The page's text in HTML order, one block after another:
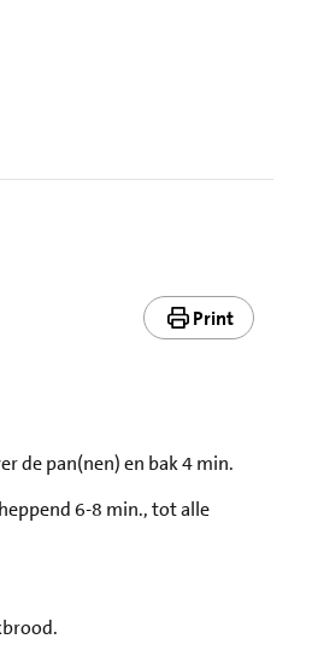
Print
de pan(nen) en bak 4 min.
6-8 min., tot alle